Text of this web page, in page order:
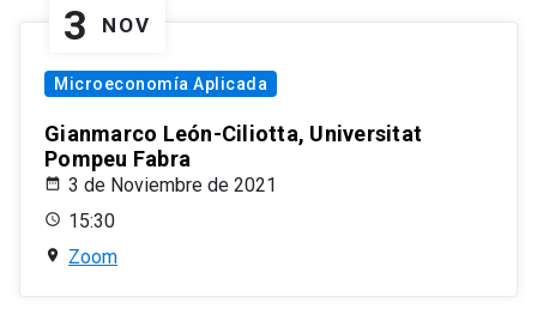
3 NOV
Microeconomía Aplicada
Gianmarco León-Ciliotta, Universitat
Pompeu Fabra
3 de Noviembre de 2021
15:30
Zoom